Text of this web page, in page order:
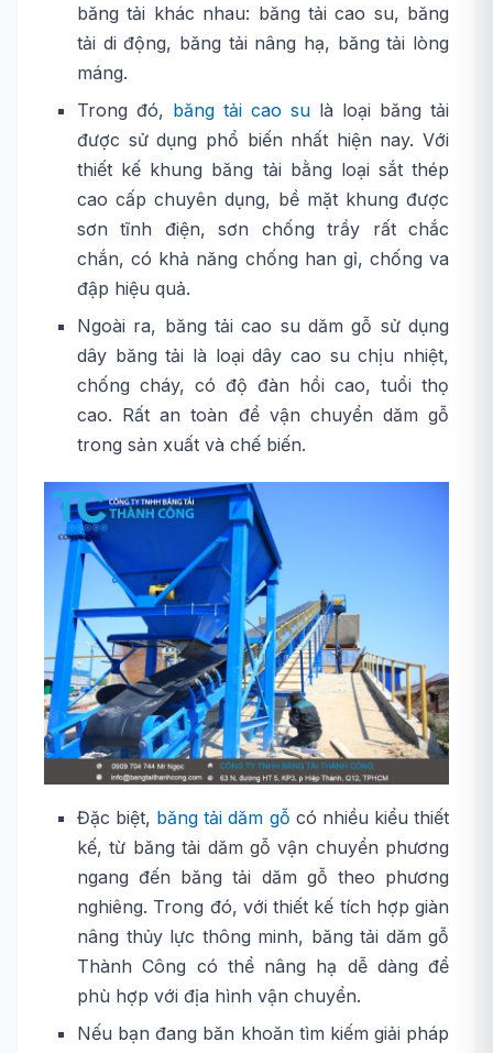
băng tải khác nhau: băng tải cao su, băng
tải di động, băng tải nâng hạ, băng tải lòng
máng.
Trong đó, băng tải cao su là loại băng tải
được sử dụng phổ biến nhất hiện nay. Với
thiết kế khung băng tải bằng loại sắt thép
cao cấp chuyên dụng, bề mặt khung được
sơn tĩnh điện, sơn chống trầy rất chắc
chắn, có khả năng chống han gỉ, chống va
đập hiệu quả.
Ngoài ra, băng tải cao su dăm gỗ sử dụng
dây băng tải là loại dây cao su chịu nhiệt,
chống cháy, có độ đàn hồi cao, tuổi thọ
cao. Rất an toàn để vận chuyển dăm gỗ
trong sản xuất và chế biến.
Đặc biệt, băng tải dăm gỗ có nhiều kiểu thiết
kế, từ băng tải dăm gỗ vận chuyển phương
ngang đến băng tải dăm gỗ theo phương
nghiêng. Trong đó, với thiết kế tích hợp giàn
nâng thủy lực thông minh, băng tải dăm gỗ
Thành Công có thể nâng hạ dễ dàng để
phù hợp với địa hình vận chuyển.
Nếu bạn đang băn khoăn tìm kiếm giải pháp